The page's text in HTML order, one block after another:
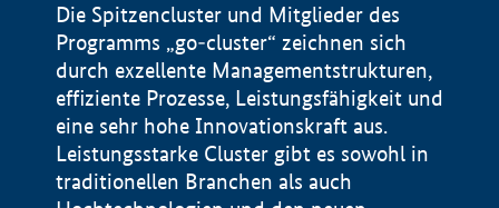
Die Spitzencluster und Mitglieder des
Programms „go-cluster“ zeichnen sich
durch exzellente Managementstrukturen,
effiziente Prozesse, Leistungsfähigkeit und
eine sehr hohe Innovationskraft aus.
Leistungsstarke Cluster gibt es sowohl in
traditionellen Branchen als auch